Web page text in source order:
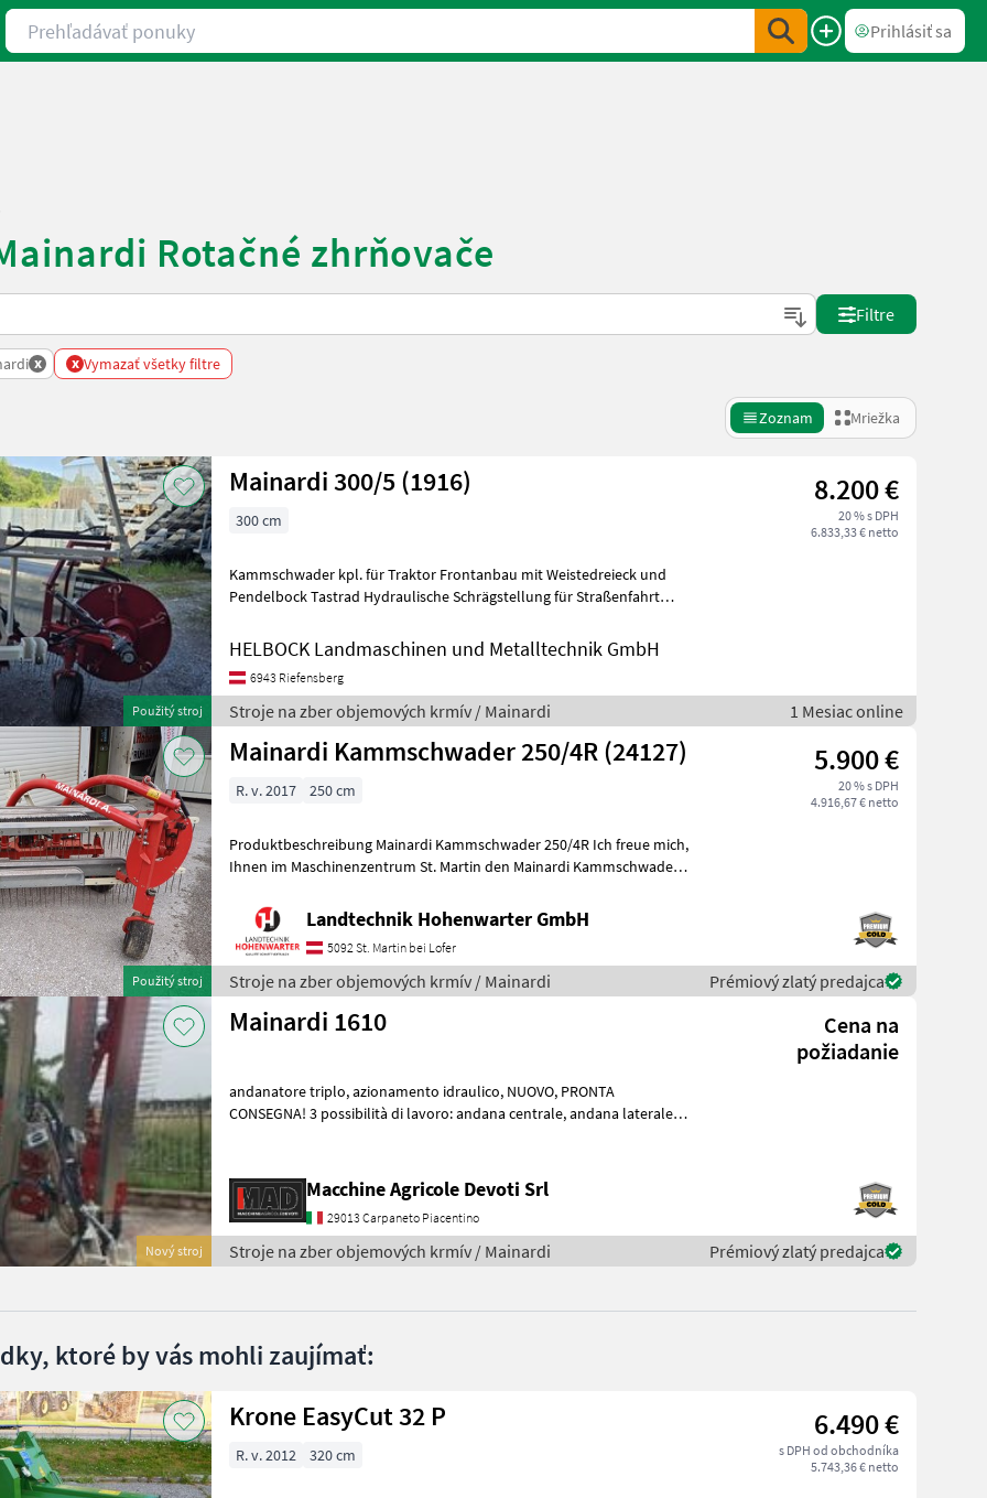
Prehľadávať ponuky
Prihlásiť sa
Rotačné zhrňovače
Filtre
x x Vymazať všetky filtre
Zoznam Mriežka
Použitý stroj
Mainardi 300/5 (1916) 8.200 €
20 % s DPH
6.833,33 € netto
300 cm
Kammschwader kpl. für Traktor Frontanbau mit Weistedreieck und
Pendelbock Tastrad Hydraulische Schrägstellung für Straßenfahrt
HELBOCK Landmaschinen und Metalltechnik GmbH
6943 Riefensberg
Stroje na zber objemových krmív / Mainardi 1 Mesiac online
Použitý stroj
Mainardi Kammschwader 250/4R (24127) 5.900 €
20 % s DPH
4.916,67 € netto
R. v. 2017 250 cm
Produktbeschreibung Mainardi Kammschwader 250/4R Ich freue mich,
Ihnen im Maschinenzentrum St. Martin den Mainardi Kammschwader
Landtechnik Hohenwarter GmbH
5092 St. Martin bei Lofer
Stroje na zber objemových krmív / Mainardi Prémiový zlatý predajca
Nový stroj
Mainardi 1610
Cena na
požiadanie
andanatore triplo, azionamento idraulico, NUOVO, PRONTA
CONSEGNA! 3 possibilità di lavoro: andana centrale, andana laterale e
Macchine Agricole Devoti Srl
29013 Carpaneto Piacentino
Stroje na zber objemových krmív / Mainardi Prémiový zlatý predajca
ktoré by vás mohli zaujímať:
Krone EasyCut 32 P 6.490 €
s DPH od obchodníka
5.743,36 € netto
R. v. 2012 320 cm